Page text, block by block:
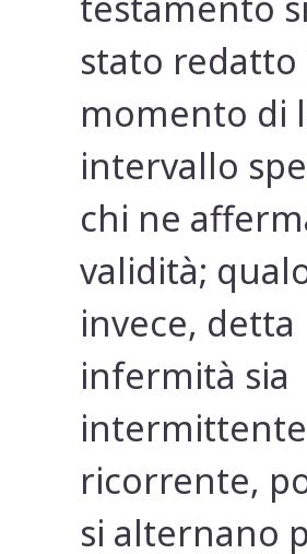
stato redatto
momento di
intervallo
chi ne
validità;
invece, detta
infermità sia
ricorrente,
si alternano